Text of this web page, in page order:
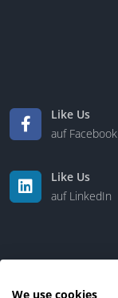
Like Us
auf Facebook
Like Us
auf LinkedIn
We use cookies